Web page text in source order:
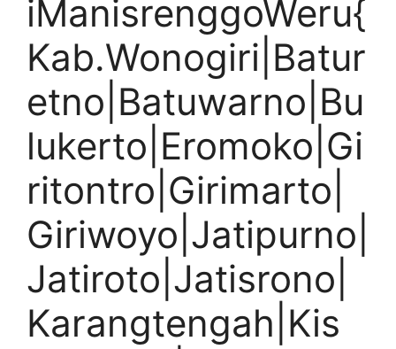
iManisrenggoWeru{
Kab.Wonogiri|Batur
etno|Batuwarno|Bu
lukerto|Eromoko|Gi
ritontro|Girimarto|
Giriwoyo|Jatipurno|
Jatiroto|Jatisrono|
Karangtengah|Kis